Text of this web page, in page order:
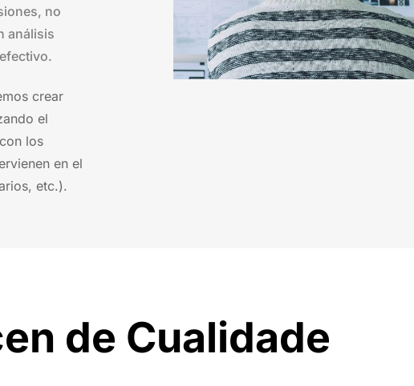
no
análisis
crear
el
los
en el
etc.).
de Cualidade